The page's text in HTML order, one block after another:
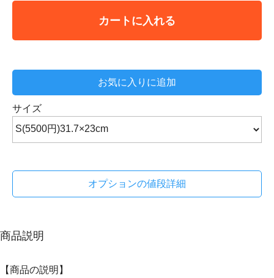
カートに入れる
お気に入りに追加
サイズ
オプションの値段詳細
商品説明
【商品の説明】